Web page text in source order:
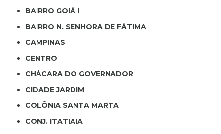
BAIRRO GOIÁ I
BAIRRO N. SENHORA DE FÁTIMA
CAMPINAS
CENTRO
CHÁCARA DO GOVERNADOR
CIDADE JARDIM
COLÔNIA SANTA MARTA
CONJ. ITATIAIA